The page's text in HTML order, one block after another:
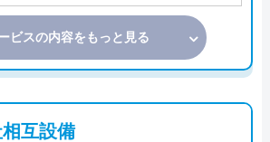
ビスの内容をもっと見る
互設備